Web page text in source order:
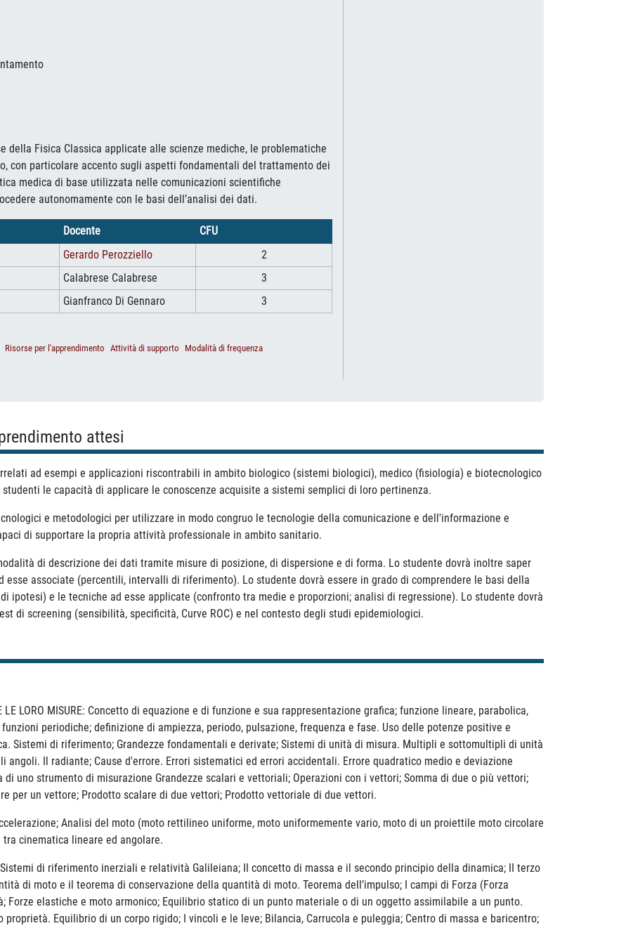
della Fisica Classica applicate alle scienze mediche, le problematiche
con particolare accento sugli aspetti fondamentali del trattamento dei
medica di base utilizzata nelle comunicazioni scientifiche
autonomamente con le basi dell’analisi dei dati.
Docente
CFU
Gerardo Perozziello
2
Calabrese Calabrese
3
Gianfranco Di Gennaro 3
Risorse per l'apprendimento Attività di supporto
Modalità di frequenza
attesi
ad esempi e applicazioni riscontrabili in ambito biologico (sistemi biologici), medico (fisiologia) e biotecnologico
le capacità di applicare le conoscenze acquisite a sistemi semplici di loro pertinenza.
e metodologici per utilizzare in modo congruo le tecnologie della comunicazione e dell'informazione e
di supportare la propria attività professionale in ambito sanitario.
di descrizione dei dati tramite misure di posizione, di dispersione e di forma. Lo studente dovrà inoltre saper
associate (percentili, intervalli di riferimento). Lo studente dovrà essere in grado di comprendere le basi della
ipotesi) e le tecniche ad esse applicate (confronto tra medie e proporzioni; analisi di regressione). Lo studente dovrà
di screening (sensibilità, specificità, Curve ROC) e nel contesto degli studi epidemiologici.
LE LORO MISURE: Concetto di equazione e di funzione e sua rappresentazione grafica; funzione lineare, parabolica,
periodiche; definizione di ampiezza, periodo, pulsazione, frequenza e fase. Uso delle potenze positive e
Sistemi di riferimento; Grandezze fondamentali e derivate; Sistemi di unità di misura. Multipli e sottomultipli di unità
angoli. Il radiante; Cause d'errore. Errori sistematici ed errori accidentali. Errore quadratico medio e deviazione
uno strumento di misurazione Grandezze scalari e vettoriali; Operazioni con i vettori; Somma di due o più vettori;
per un vettore; Prodotto scalare di due vettori; Prodotto vettoriale di due vettori.
Analisi del moto (moto rettilineo uniforme, moto uniformemente vario, moto di un proiettile moto circolare
cinematica lineare ed angolare.
di riferimento inerziali e relatività Galileiana; II concetto di massa e il secondo principio della dinamica; II terzo
di moto e il teorema di conservazione della quantità di moto. Teorema dell’impulso; I campi di Forza (Forza
Forze elastiche e moto armonico; Equilibrio statico di un punto materiale o di un oggetto assimilabile a un punto.
Equilibrio di un corpo rigido; I vincoli e le leve; Bilancia, Carrucola e puleggia; Centro di massa e baricentro;